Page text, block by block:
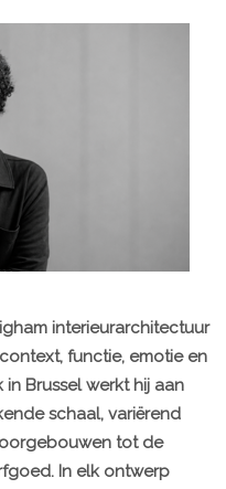
interieurarchitectuur
functie, emotie en
Brussel werkt hij aan
schaal, variërend
tot de
In elk ontwerp